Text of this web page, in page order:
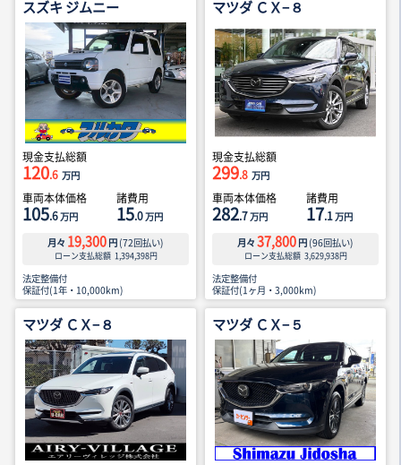
スズキ ジムニー
現金支払総額
120.6 万円
車両本体価格
105.6万円
諸費用
15.0万円
月々 19,300 円 (72回払い)
ローン支払総額 1,394,398円
法定整備付
保証付(1年・10,000km)
マツダ ＣＸ−８
現金支払総額
299.8 万円
車両本体価格
282.7万円
諸費用
17.1万円
月々 37,800 円 (96回払い)
ローン支払総額 3,629,938円
法定整備付
保証付(1ヶ月・3,000km)
マツダ ＣＸ−８ マツダ ＣＸ−５